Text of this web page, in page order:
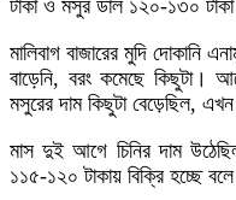
টাকা ও মসুর ডাল ১২০-১৩০ টাকা
মালিবাগ বাজারের মুদি দোকানি
বাড়েনি, বরং কমেছে কিছুটা।
মসুরের দাম কিছুটা বেড়েছিল,
মাস দুই আগে চিনির দাম
১১৫-১২০ টাকায় বিক্রি হচ্ছে